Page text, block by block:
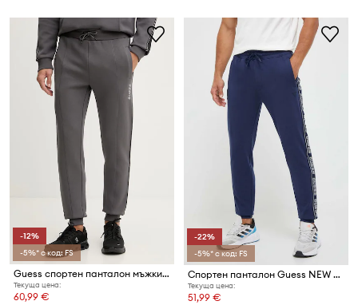
-12%
-5%* с код: FS
Guess спортен панталон мъжки с памук MICKEY
Текуща цена:
60,99 €
-22%
-5%* с код: FS
Спортен панталон Guess NEW ARLO
Текуща цена:
51,99 €